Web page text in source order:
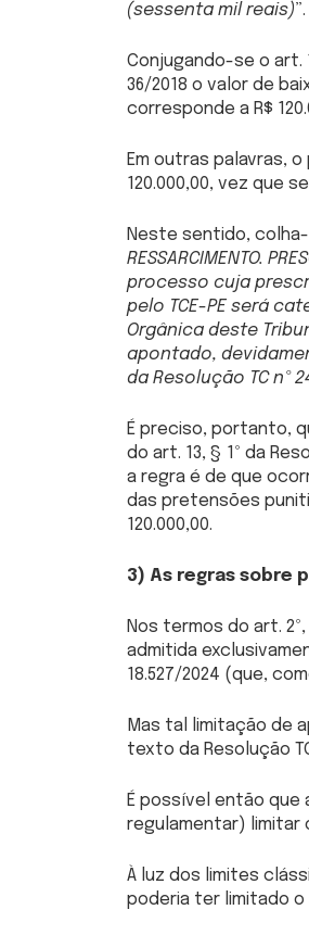
(sessenta mil reais)”.
Conjugando-se o art.
36/2018 o valor de
corresponde a R$
Em outras palavras,
120.000,00, vez que
Neste sentido, colha-
RESSARCIMENTO.
processo cuja
pelo TCE-PE será
Orgânica deste
apontado,
da Resolução TC nº
É preciso, portanto,
do art. 13, § 1º da
a regra é de que
das pretensões
120.000,00.
3) As regras sobre
Nos termos do art.
admitida
18.527/2024 (que,
Mas tal limitação de
texto da Resolução
É possível então que
regulamentar) limitar
À luz dos limites
poderia ter limitado o